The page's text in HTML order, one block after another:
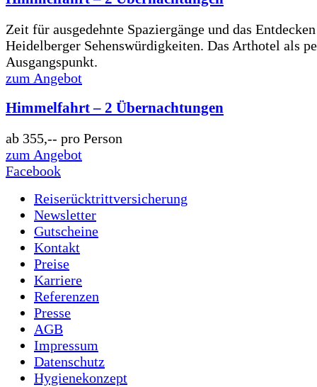
Zeit für ausgedehnte Spaziergänge und das Entdecken
Heidelberger Sehenswürdigkeiten. Das Arthotel als
Ausgangspunkt.
zum Angebot
Himmelfahrt – 2 Übernachtungen
ab 355,-- pro Person
zum Angebot
Facebook
Reiserücktrittversicherung
Newsletter
Gutscheine
Kontakt
Preise
Karriere
Referenzen
Presse
AGB
Impressum
Datenschutz
Hygienekonzept